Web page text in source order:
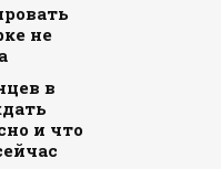
не
в
и что